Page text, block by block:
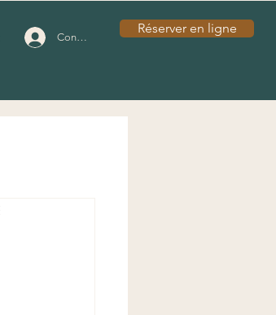
Connexion
Réserver en ligne